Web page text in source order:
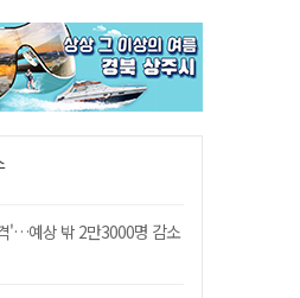
'…예상 밖 2만3000명 감소